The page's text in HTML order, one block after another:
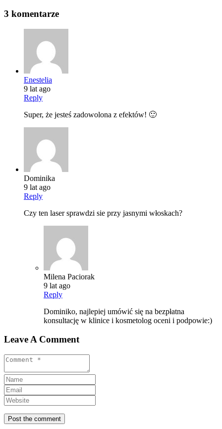
3 komentarze
Enestelia
9 lat ago
Reply
Super, że jesteś zadowolona z efektów! 🙂
Dominika
9 lat ago
Reply
Czy ten laser sprawdzi sie przy jasnymi włoskach?
Milena Paciorak
9 lat ago
Reply
Dominiko, najlepiej umówić się na bezpłatna
konsultację w klinice i kosmetolog oceni i podpowie:)
Leave A Comment